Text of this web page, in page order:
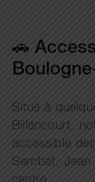
🚗
Situé à
Billancourt,
accessible
Sembat,